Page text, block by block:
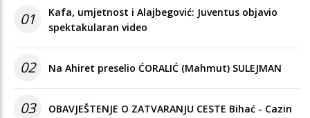
01
Kafa, umjetnost i Alajbegović: Juventus objavio
spektakularan video
02 Na Ahiret preselio ĆORALIĆ (Mahmut) SULEJMAN
03 OBAVJEŠTENJE O ZATVARANJU CESTE Bihać - Cazin